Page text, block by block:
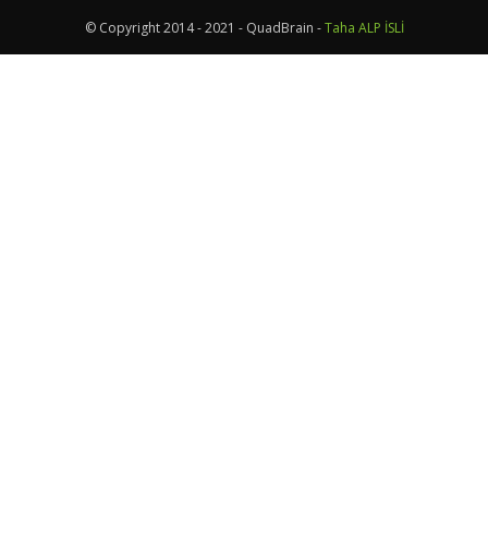
© Copyright 2014 - 2021 - QuadBrain -Taha ALP İSLİ